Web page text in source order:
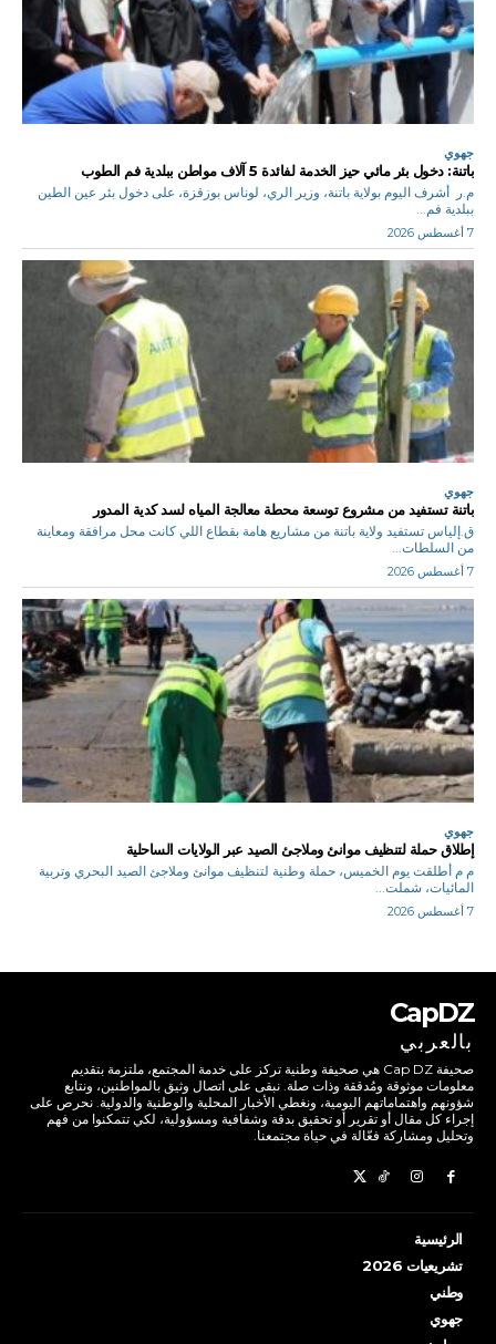
جهوي
باتنة: دخول بئر مائي حيز الخدمة لفائدة 5 آلاف مواطن ببلدية فم الطوب
م.ر أشرف اليوم بولاية باتنة، وزير الري، لوناس بوزقزة، على دخول بئر عين الطين
ببلدية فم...
7 أغسطس 2026
جهوي
باتنة تستفيد من مشروع توسعة محطة معالجة المياه لسد كدية المدور
ق.إلياس تستفيد ولاية باتنة من مشاريع هامة بقطاع اللي كانت محل مرافقة ومعاينة
من السلطات...
7 أغسطس 2026
جهوي
إطلاق حملة لتنظيف موانئ وملاجئ الصيد عبر الولايات الساحلية
م م أطلقت يوم الخميس، حملة وطنية لتنظيف موانئ وملاجئ الصيد البحري وتربية
المائيات، شملت...
7 أغسطس 2026
CapDZ
بالعربي
صحيفة Cap DZ هي صحيفة وطنية تركز على خدمة المجتمع، ملتزمة بتقديم
معلومات موثوقة ومُدققة وذات صلة. نبقى على اتصال وثيق بالمواطنين، ونتابع
شؤونهم واهتماماتهم اليومية، ونغطي الأخبار المحلية والوطنية والدولية. نحرص على
إجراء كل مقال أو تقرير أو تحقيق بدقة وشفافية ومسؤولية، لكي تتمكنوا من فهم
وتحليل ومشاركة فعّالة في حياة مجتمعنا.
الرئيسية
تشريعيات 2026
وطني
جهوي